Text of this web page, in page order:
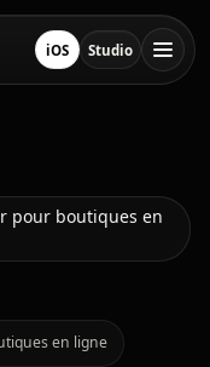
iOSTélécharger sur App
StudioOuvrir le
pour boutiques en
en ligne